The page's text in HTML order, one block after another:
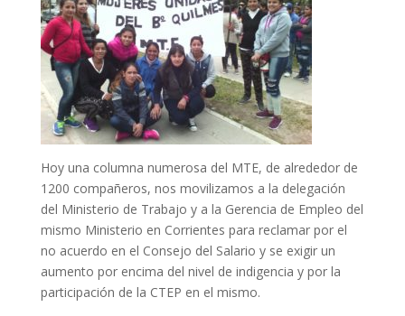
Hoy una columna numerosa del MTE, de alrededor de
1200 compañeros, nos movilizamos a la delegación
del Ministerio de Trabajo y a la Gerencia de Empleo del
mismo Ministerio en Corrientes para reclamar por el
no acuerdo en el Consejo del Salario y se exigir un
aumento por encima del nivel de indigencia y por la
participación de la CTEP en el mismo.